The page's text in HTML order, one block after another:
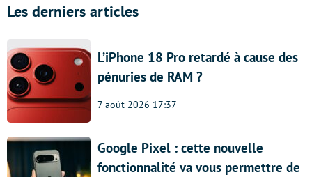
Les derniers articles
L’iPhone 18 Pro retardé à cause des
pénuries de RAM ?
7 août 2026 17:37
Google Pixel : cette nouvelle
fonctionnalité va vous permettre de